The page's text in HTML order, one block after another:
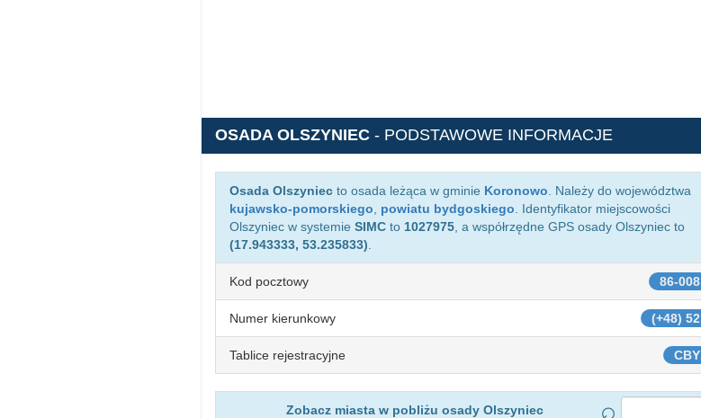
OSADA OLSZYNIEC - PODSTAWOWE INFORMACJE
Osada Olszyniec to osada leżąca w gminie Koronowo . Należy do województwa
kujawsko-pomorskiego
powiatu bydgoskiego . Identyfikator miejscowości
Olszyniec w systemie SIMC to 1027975 , a współrzędne GPS osady Olszyniec to
(17.943333, 53.235833)
86-008
Kod pocztowy
(+48) 52
Numer kierunkowy
CBY
Tablice rejestracyjne
Zobacz miasta w pobliżu osady Olszyniec